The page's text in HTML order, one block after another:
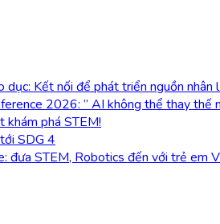
dục: Kết nối để phát triển nguồn
2026: ” AI không thể thay thế
khám phá STEM!
SDG 4
đưa STEM, Robotics đến với trẻ em